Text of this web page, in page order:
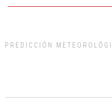
El ayuntamiento se va a llevar a Los
PREDICCIÓN